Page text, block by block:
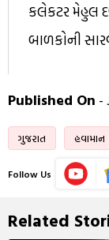
કલેકટર મેહુલ
બાળકોની
Published On -
ગુજરાત હવામાન
Follow Us
Related